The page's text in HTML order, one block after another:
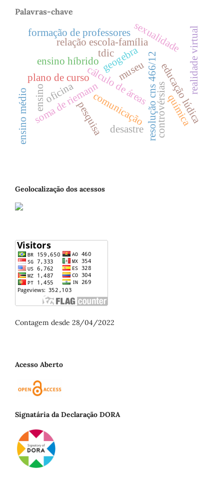
Palavras-chave
cálculo de áreas
tdic
geogebra
soma de riemann
pesquisa resolução cns 466/12
plano de curso
relação escola-família
comunicação
ensino
ensino híbrido
formação de professores sexualidade
controvérsias
desastre
oficina educação lúdica
química
museu realidade virtual
ensino médio
Geolocalização dos acessos
Contagem desde 28/04/2022
Acesso Aberto
Signatária da Declaração DORA